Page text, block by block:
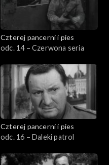
Czterej pancerni i pies
odc. 14 – Czerwona seria
Czterej pancerni i pies
odc. 16 – Daleki patrol